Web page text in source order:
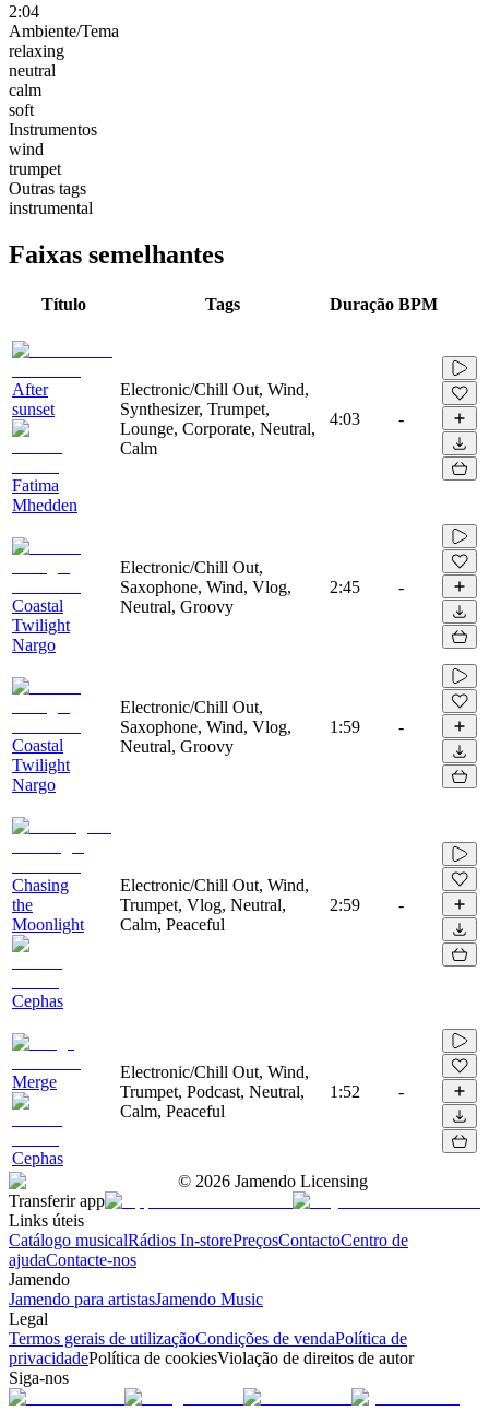
2:04
Ambiente/Tema
relaxing
neutral
calm
soft
Instrumentos
wind
trumpet
Outras tags
instrumental
Faixas semelhantes
Título Tags Duração BPM
After
sunset
Fatima
Mhedden
Electronic/Chill Out, Wind,
Synthesizer, Trumpet,
Lounge, Corporate, Neutral,
Calm
4:03 -
Coastal
Twilight
Nargo
Electronic/Chill Out,
Saxophone, Wind, Vlog,
Neutral, Groovy
2:45 -
Coastal
Twilight
Nargo
Electronic/Chill Out,
Saxophone, Wind, Vlog,
Neutral, Groovy
1:59 -
Chasing
the
Moonlight
Cephas
Electronic/Chill Out, Wind,
Trumpet, Vlog, Neutral,
Calm, Peaceful
2:59 -
Merge
Cephas
Electronic/Chill Out, Wind,
Trumpet, Podcast, Neutral,
Calm, Peaceful
1:52 -
© 2026 Jamendo Licensing
Transferir app
Links úteis
Catálogo musicalRádios In-storePreçosContactoCentro de
ajudaContacte-nos
Jamendo
Jamendo para artistasJamendo Music
Legal
Termos gerais de utilizaçãoCondições de vendaPolítica de
privacidadePolítica de cookiesViolação de direitos de autor
Siga-nos